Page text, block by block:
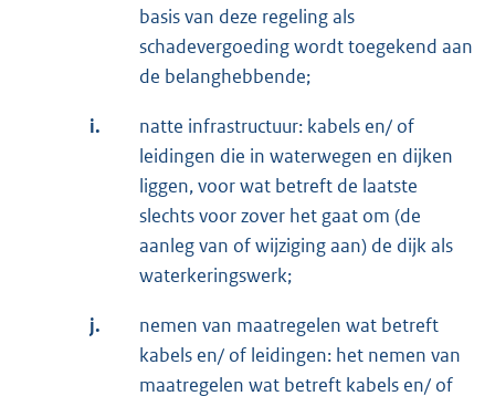
basis van deze regeling als
schadevergoeding wordt toegekend aan
de belanghebbende;
i.
natte infrastructuur: kabels en/ of
leidingen die in waterwegen en dijken
liggen, voor wat betreft de laatste
slechts voor zover het gaat om (de
aanleg van of wijziging aan) de dijk als
waterkeringswerk;
j.
nemen van maatregelen wat betreft
kabels en/ of leidingen: het nemen van
maatregelen wat betreft kabels en/ of